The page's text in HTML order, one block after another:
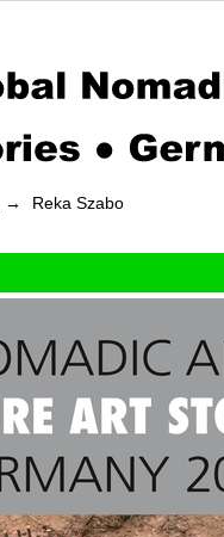
Reka Szabo